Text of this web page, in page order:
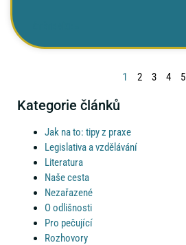
1 2 3 4 5
Kategorie článků
Jak na to: tipy z praxe
Legislativa a vzdělávání
Literatura
Naše cesta
Nezařazené
O odlišnosti
Pro pečující
Rozhovory